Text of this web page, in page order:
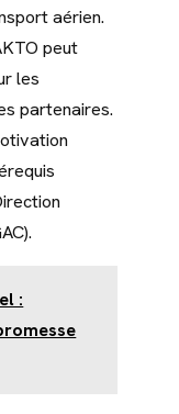
aérien.
peut
les
partenaires.
: